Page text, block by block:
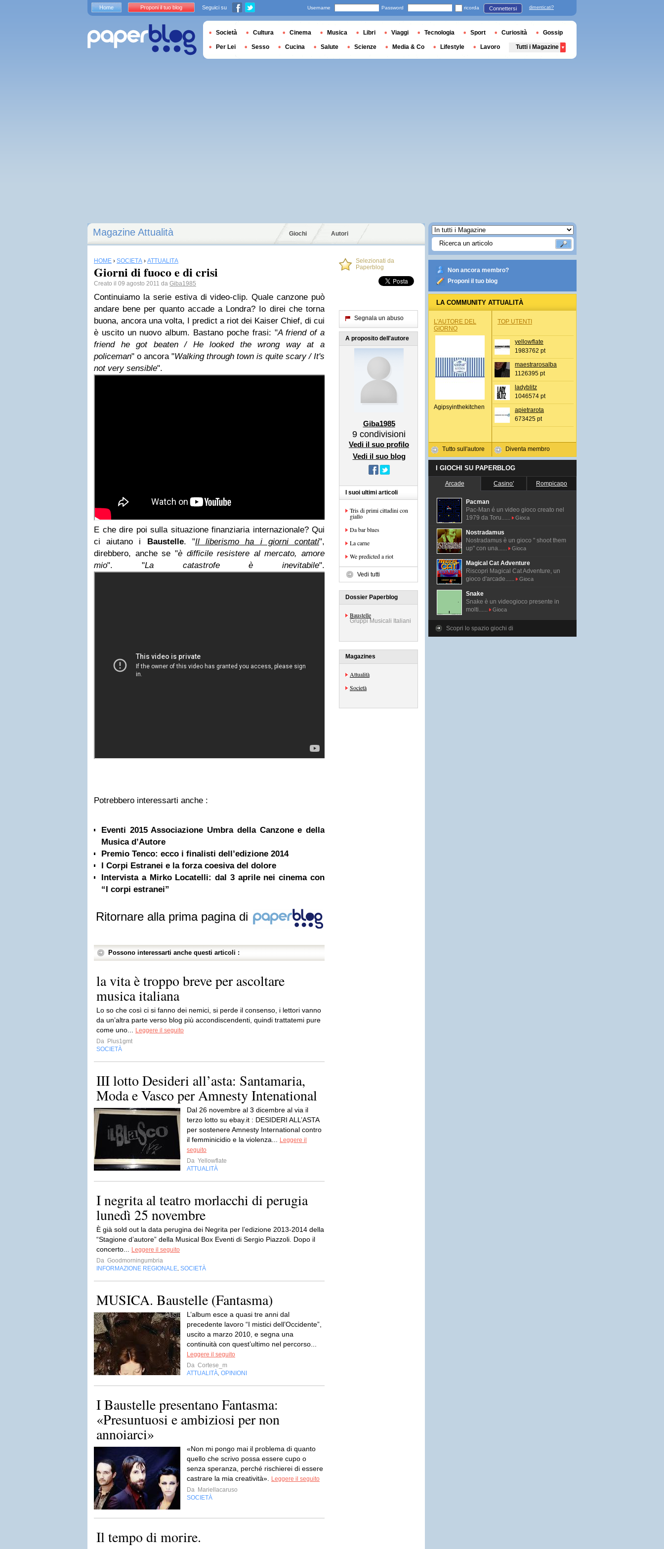
Magazine Attualità Giochi Autori
HOME › SOCIETÀ › ATTUALITÀ
Giorni di fuoco e di crisi
Creato il 09 agosto 2011 da Giba1985
Continuiamo la serie estiva di video-clip. Quale canzone può
andare bene per quanto accade a Londra? Io direi che torna
buona, ancora una volta, I predict a riot dei Kaiser Chief, di cui
è uscito un nuovo album. Bastano poche frasi: "A friend of a
friend he got beaten / He looked the wrong way at a
policeman" o ancora "Walking through town is quite scary / It's
not very sensible".
E che dire poi sulla situazione finanziaria internazionale? Qui
ci aiutano i Baustelle. "Il liberismo ha i giorni contati",
direbbero, anche se "è difficile resistere al mercato, amore
mio". "La catastrofe è inevitabile".
Potrebbero interessarti anche :
Eventi 2015 Associazione Umbra della Canzone e della
Musica d’Autore
Premio Tenco: ecco i finalisti dell’edizione 2014
I Corpi Estranei e la forza coesiva del dolore
Intervista a Mirko Locatelli: dal 3 aprile nei cinema con
“I corpi estranei”
Ritornare alla prima pagina di
Possono interessarti anche questi articoli :
la vita è troppo breve per ascoltare
musica italiana
Lo so che così ci si fanno dei nemici, si perde il consenso, i lettori vanno
da un’altra parte verso blog più accondiscendenti, quindi trattatemi pure
come uno...
Leggere il seguito
Da Plus1gmt
SOCIETÀ
III lotto Desideri all’asta: Santamaria,
Moda e Vasco per Amnesty Intenational
Dal 26 novembre al 3 dicembre al via il
terzo lotto su ebay.it : DESIDERI ALL’ASTA
per sostenere Amnesty International contro
il femminicidio e la violenza...
Leggere il
seguito
Da Yellowflate
ATTUALITÀ
I negrita al teatro morlacchi di perugia
lunedì 25 novembre
È già sold out la data perugina dei Negrita per l’edizione 2013-2014 della
“Stagione d’autore” della Musical Box Eventi di Sergio Piazzoli. Dopo il
concerto...
Leggere il seguito
Da Goodmorningumbria
INFORMAZIONE REGIONALE SOCIETÀ
MUSICA. Baustelle (Fantasma)
L’album esce a quasi tre anni dal
precedente lavoro “I mistici dell’Occidente”,
uscito a marzo 2010, e segna una
continuità con quest’ultimo nel percorso...
Leggere il seguito
Da Cortese_m
ATTUALITÀ OPINIONI
I Baustelle presentano Fantasma:
«Presuntuosi e ambiziosi per non
annoiarci»
«Non mi pongo mai il problema di quanto
quello che scrivo possa essere cupo o
senza speranza, perché rischierei di essere
castrare la mia creatività».
Leggere il seguito
Da Mariellacaruso
SOCIETÀ
Il tempo di morire.
Selezionati da
Paperblog
Segnala un abuso
A proposito dell'autore
Giba1985
9 condivisioni
Vedi il suo profilo
Vedi il suo blog
I suoi ultimi articoli
Tris di primi cittadini con
giallo
Da bar blues
La carne
We predicted a riot
Vedi tutti
Dossier Paperblog
Baustelle
Gruppi Musicali Italiani
Magazines
Attualità
Società
Non ancora membro?
Proponi il tuo blog
LA COMMUNITY ATTUALITÀ
L'AUTORE DEL
GIORNO
Agipsyinthekitchen
Tutto sull'autore
TOP UTENTI
yellowflate
1983762 pt
maestrarosalba
1126395 pt
ladyblitz
1046574 pt
apietrarota
673425 pt
Diventa membro
I GIOCHI SU PAPERBLOG
Arcade Casino' Rompicapo
Pacman
Pac-Man é un video gioco creato nel
1979 da Toru......
Gioca
Nostradamus
Nostradamus è un gioco " shoot them
up" con una......
Gioca
Magical Cat Adventure
Riscopri Magical Cat Adventure, un
gioco d'arcade......
Gioca
Snake
Snake è un videogioco presente in
molti......
Gioca
Scopri lo spazio giochi di
Home Proponi il tuo blog Seguici su Username Password ricorda Connettersi dimenticati?
Società Cultura Cinema Musica Libri Viaggi Tecnologia Sport Curiosità Gossip
Per Lei Sesso Cucina Salute Scienze Media & Co Lifestyle Lavoro Tutti i Magazine